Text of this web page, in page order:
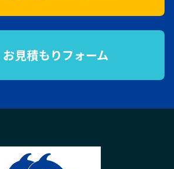
お見積もりフォーム